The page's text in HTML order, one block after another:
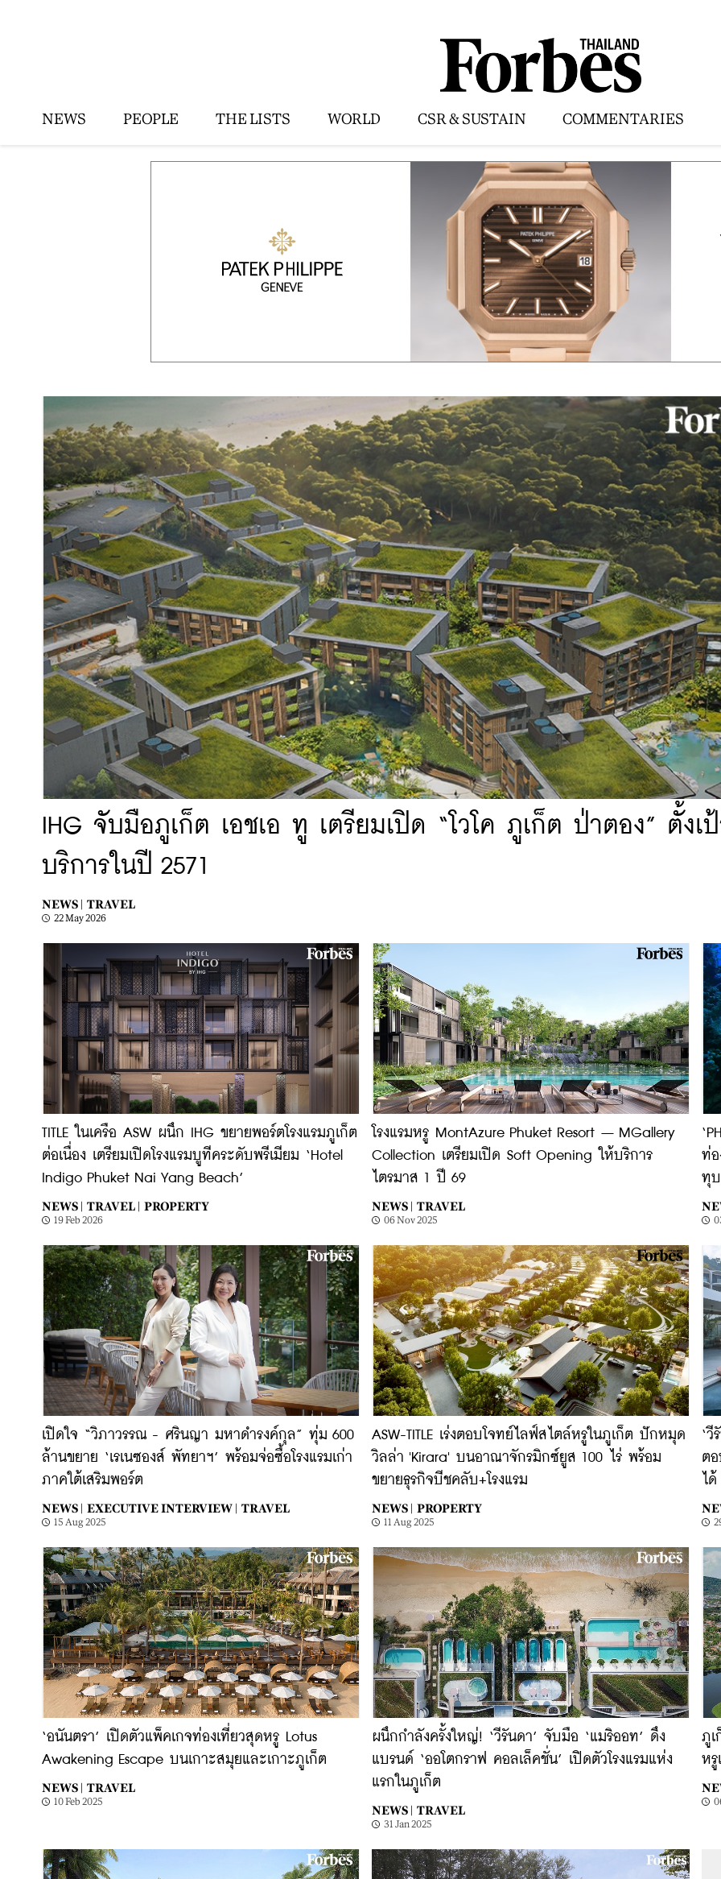
NEWS PEOPLE THE LISTS WORLD CSR & SUSTAIN COMMENTARIES
IHG จับมือภูเก็ต เอชเอ ทู เตรียมเปิด “โวโค ภูเก็ต ป่าตอง” ตั้งเ
บริการในปี 2571
NEWS | TRAVEL
22 May 2026
TITLE ในเครือ ASW ผนึก IHG ขยายพอร์ตโรงแรมภูเก็ต
ต่อเนื่อง เตรียมเปิดโรงแรมบูทีคระดับพรีเมียม ‘Hotel
Indigo Phuket Nai Yang Beach’
NEWS | TRAVEL | PROPERTY
19 Feb 2026
โรงแรมหรู MontAzure Phuket Resort – MGallery
Collection เตรียมเปิด Soft Opening ให้บริการ
ไตรมาส 1 ปี 69
NEWS | TRAVEL
06 Nov 2025
ท่อ
ทุบ
เปิดใจ “วิภาวรรณ - ศรินญา มหาดำรงค์กุล” ทุ่ม 600
ล้านขยาย ‘เรเนซองส์ พัทยาฯ’ พร้อมจ่อซื้อโรงแรมเก่า
ภาคใต้เสริมพอร์ต
NEWS | EXECUTIVE INTERVIEW | TRAVEL
15 Aug 2025
ASW-TITLE เร่งตอบโจทย์ไลฟ์สไตล์หรูในภูเก็ต ปักหมุด
วิลล่า 'Kirara' บนอาณาจักรมิกซ์ยูส 100 ไร่ พร้อม
ขยายธุรกิจบีชคลับ+โรงแรม
NEWS | PROPERTY
11 Aug 2025
‘
ต
ไ
‘อนันตรา’ เปิดตัวแพ็คเกจท่องเที่ยวสุดหรู Lotus
Awakening Escape บนเกาะสมุยและเกาะภูเก็ต
NEWS | TRAVEL
10 Feb 2025
ผนึกกำลังครั้งใหญ่! ‘วีรันดา’ จับมือ ‘แมริออท’ ดึง
แบรนด์ ‘ออโตกราฟ คอลเล็คชั่น’ เปิดตัวโรงแรมแห่ง
แรกในภูเก็ต
NEWS | TRAVEL
31 Jan 2025
ภูเ
หรู